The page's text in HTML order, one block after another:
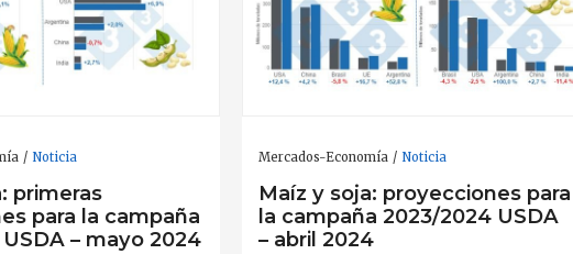
Noticia
primeras
para la campaña
– mayo 2024
Mercados-Economía Noticia
Maíz y soja: proyecciones para
la campaña 2023/2024 USDA
– abril 2024